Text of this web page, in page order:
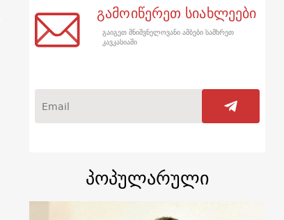
გამოიწერეთ სიახლეები
გაიგეთ მნიშვნელოვანი ამბები სამხრეთ
კავკასიაში
პოპულარული